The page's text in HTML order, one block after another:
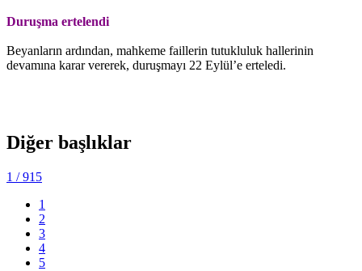
Duruşma ertelendi
Beyanların ardından, mahkeme faillerin tutukluluk hallerinin
devamına karar vererek, duruşmayı 22 Eylül’e erteledi.
Diğer başlıklar
1 / 915
1
2
3
4
5